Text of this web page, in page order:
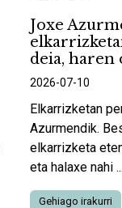
Joxe
deia, haren
2026-07-10
Elkarrizketan
Azurmendik.
elkarrizketa
eta halaxe nahi ...
Gehiago irakurri